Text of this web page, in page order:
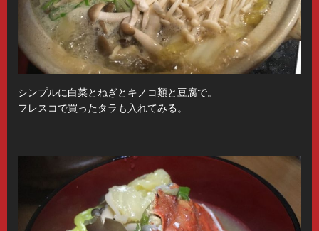
シンプルに白菜とねぎとキノコ類と豆腐で。
フレスコで買ったタラも入れてみる。